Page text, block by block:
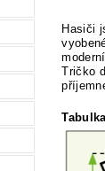
Hasiči
Tričko